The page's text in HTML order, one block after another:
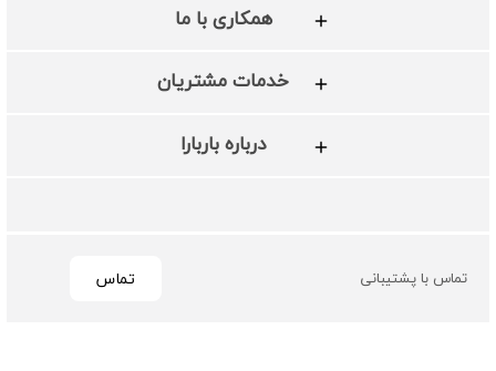
همکاری با ما
خدمات مشتریان
درباره باربارا
تماس با پشتیبانی تماس